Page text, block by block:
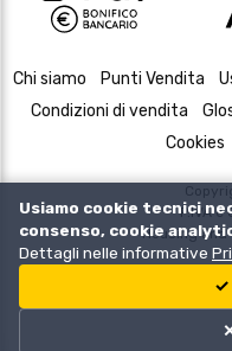
Chi siamo Punti Vendita
Condizioni di vendita
Cookies
P.IVA
Housing and
Usiamo cookie tecnici
consenso, cookie
Dettagli nelle informative